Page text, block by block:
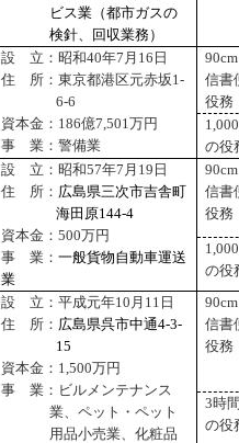
ビス業（都市ガスの
検針、回収業務）
設 立：昭和40年7 月 16 日
住 所：東京都港区元赤坂1-
6-6
資本金： 186億7,501 万円
事 業：警備業
90cm
信書
役務
1,000
の役
設 立：昭和57年7 月 19 日
住 所： 広島県三次市吉舎町
海田原144-4
資本金： 500 万円
事 業： 一般貨物自動車運送
業
90cm
信書
役務
1,000
の役
設 立：平成元年10 月 11 日
住 所： 広島県呉市中通4-3-
15
資本金： 1,500 万円
事 業：ビルメンテナンス
業、ペット・ペット
用品小売業、化粧品
90cm
信書
役務
3時
の役